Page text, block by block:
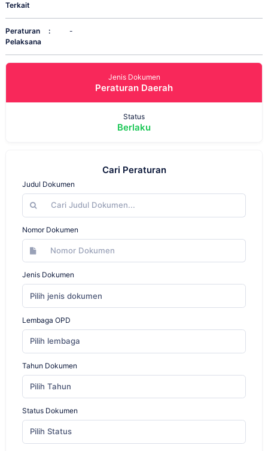
Terkait
Peraturan
Pelaksana
: -
Jenis Dokumen
Peraturan Daerah
Status
Berlaku
Cari Peraturan
Judul Dokumen
Nomor Dokumen
Jenis Dokumen
Pilih jenis dokumen
Lembaga OPD
Pilih lembaga
Tahun Dokumen
Pilih Tahun
Status Dokumen
Pilih Status